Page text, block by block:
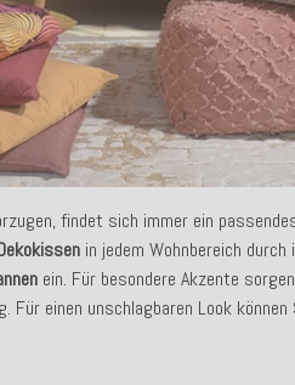
findet sich immer ein
in jedem Wohnbereich
ein. Für besondere Akzente
Für einen unschlagbaren Look